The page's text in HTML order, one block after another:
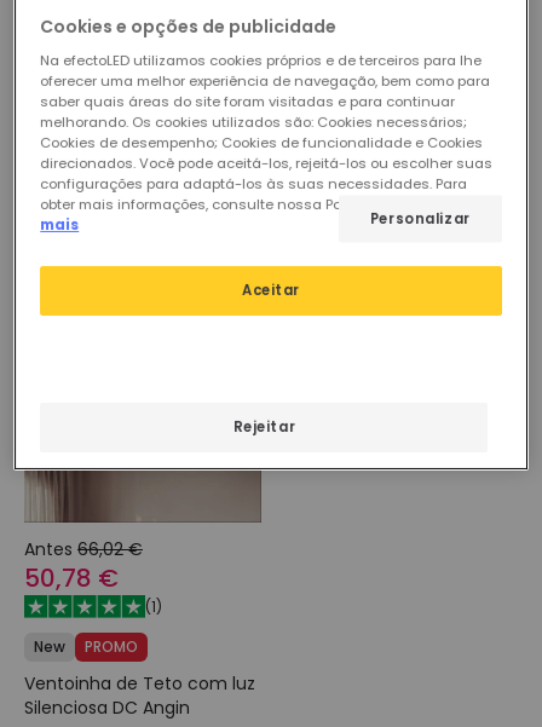
76,19 €
60,94 €
New PROMO
Ventoinha de Teto com luz
Silenciosa DC Rattan Nala
Reservar, envio a partir de
26/10/2026
Antes
60,94 €
(1)
New
PROMO
Ventoinha de Teto com luz
Silenciosa DC Algodão Alma
Reservar, envio a partir de
26/10/2026
-23%
Antes 66,02 €
50,78 €
(1)
New
PROMO
Ventoinha de Teto com luz
Silenciosa DC Angin
Cookies e opções de publicidade
Na efectoLED utilizamos cookies próprios e de terceiros para lhe
oferecer uma melhor experiência de navegação, bem como para
saber quais áreas do site foram visitadas e para continuar
melhorando. Os cookies utilizados são: Cookies necessários;
Cookies de desempenho; Cookies de funcionalidade e Cookies
direcionados. Você pode aceitá-los, rejeitá-los ou escolher suas
configurações para adaptá-los às suas necessidades. Para
obter mais informações, consulte nossa Política de Cookies.
mais
Rejeitar
Aceitar
Personalizar